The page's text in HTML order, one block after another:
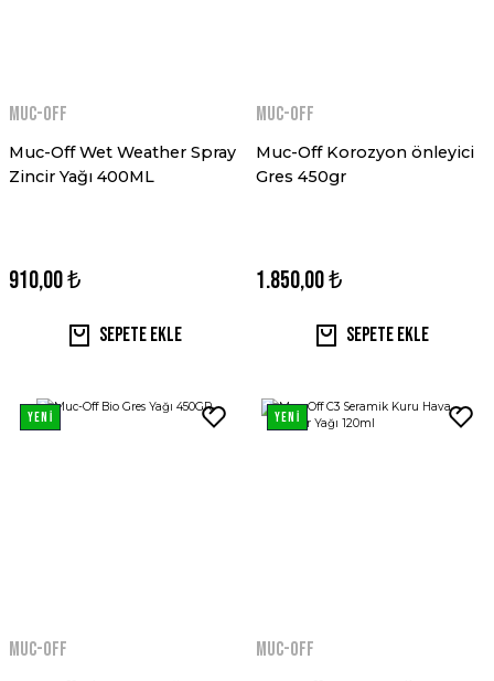
MUC-OFF
Muc-Off Wet Weather Spray
Zincir Yağı 400ML
910,00 ₺
Sepete Ekle
MUC-OFF
Muc-Off Korozyon önleyici
Gres 450gr
1.850,00 ₺
Sepete Ekle
YENİ
MUC-OFF
YENİ
MUC-OFF